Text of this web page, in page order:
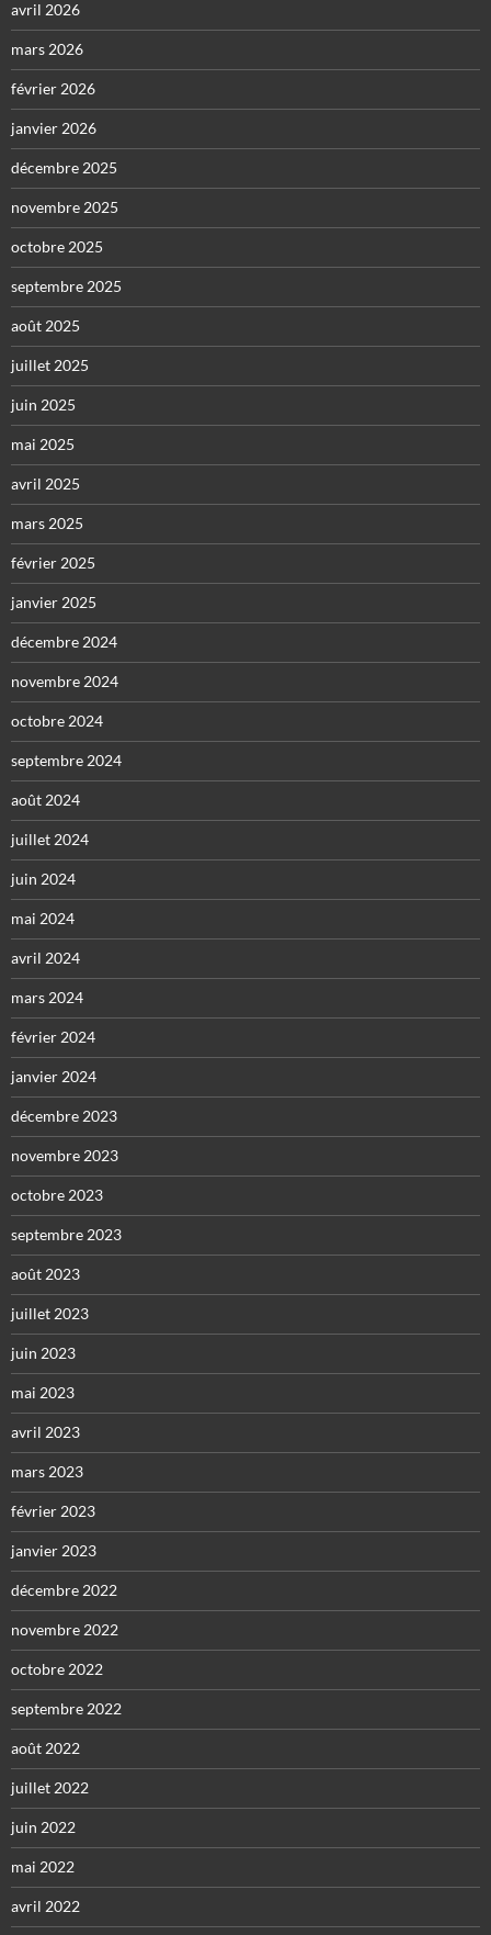
avril 2026
mars 2026
février 2026
janvier 2026
décembre 2025
novembre 2025
octobre 2025
septembre 2025
août 2025
juillet 2025
juin 2025
mai 2025
avril 2025
mars 2025
février 2025
janvier 2025
décembre 2024
novembre 2024
octobre 2024
septembre 2024
août 2024
juillet 2024
juin 2024
mai 2024
avril 2024
mars 2024
février 2024
janvier 2024
décembre 2023
novembre 2023
octobre 2023
septembre 2023
août 2023
juillet 2023
juin 2023
mai 2023
avril 2023
mars 2023
février 2023
janvier 2023
décembre 2022
novembre 2022
octobre 2022
septembre 2022
août 2022
juillet 2022
juin 2022
mai 2022
avril 2022